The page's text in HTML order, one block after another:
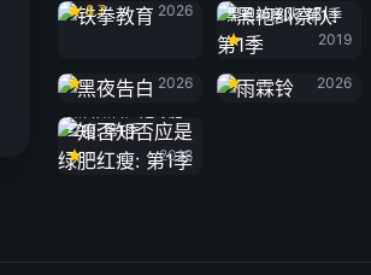
8.7
2026
黑袍纠察队: 第1季
2019
2026
雨霖铃
2026
红瘦: 第1季
2018